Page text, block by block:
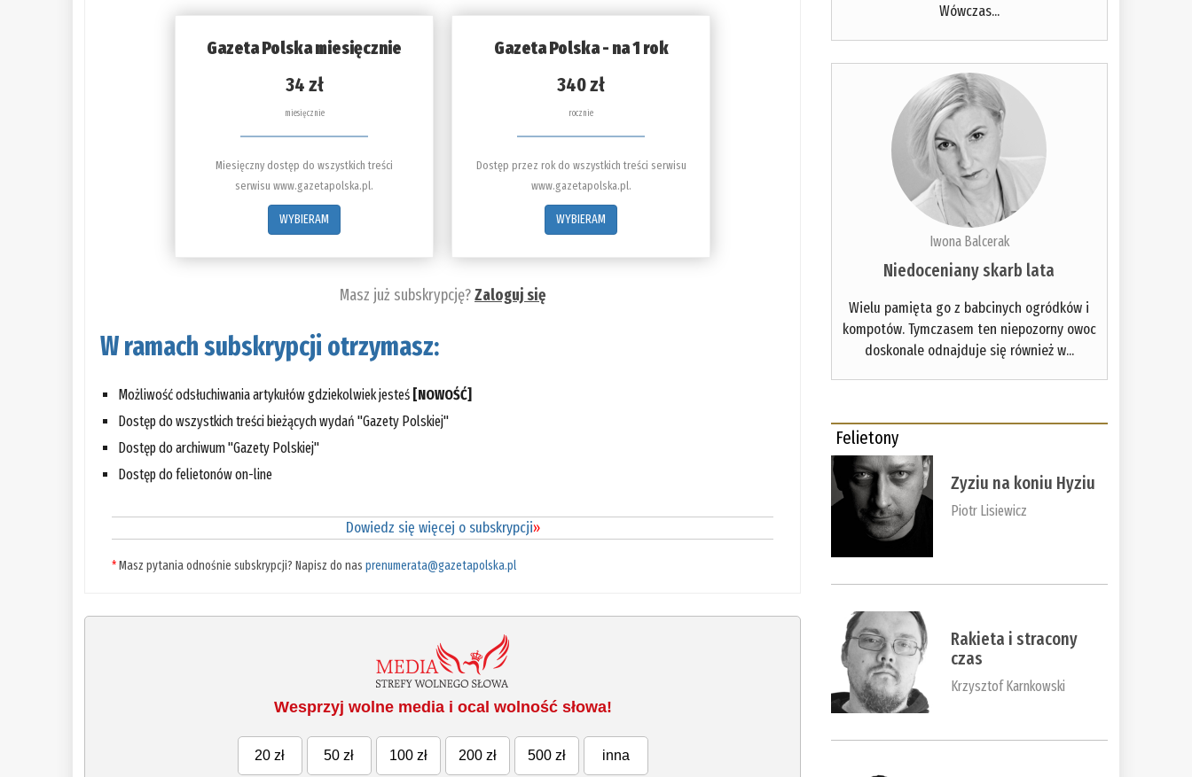
Gazeta Polska miesięcznie
34 zł
miesięcznie
Miesięczny dostęp do wszystkich treści
serwisu www.gazetapolska.pl.
WYBIERAM
Gazeta Polska - na 1 rok
340 zł
rocznie
Dostęp przez rok do wszystkich treści serwisu
www.gazetapolska.pl.
WYBIERAM
Masz już subskrypcję?Zaloguj się
W ramach subskrypcji otrzymasz:
Możliwość odsłuchiwania artykułów gdziekolwiek jesteś [NOWOŚĆ]
Dostęp do wszystkich treści bieżących wydań "Gazety Polskiej"
Dostęp do archiwum "Gazety Polskiej"
Dostęp do felietonów on-line
Dowiedz się więcej o subskrypcji»
*Masz pytania odnośnie subskrypcji? Napisz do nasprenumerata@gazetapolska.pl
Wesprzyj wolne media i ocal wolność słowa!
20 zł 50 zł 100 zł 200 zł 500 zł inna
Wówczas...
Iwona Balcerak
Niedoceniany skarb lata
Wielu pamięta go z babcinych ogródków i
kompotów. Tymczasem ten niepozorny owoc
doskonale odnajduje się również w...
Felietony
Zyziu na koniu Hyziu
Piotr Lisiewicz
Rakieta i stracony
czas
Krzysztof Karnkowski